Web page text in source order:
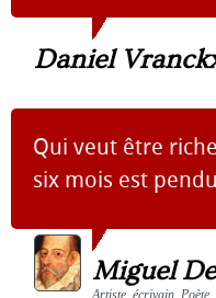
Daniel
Qui veut être
six mois est
Miguel
Artiste, écrivain,